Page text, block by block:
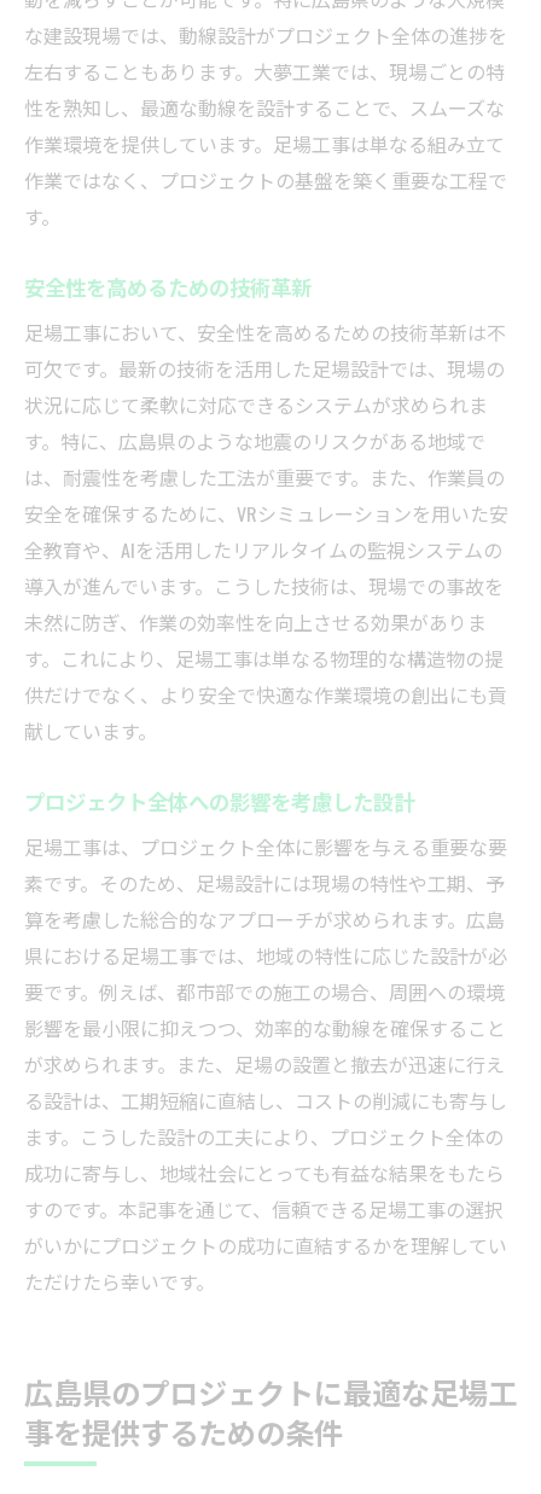
な建設現場では、動線設計がプロジェクト全体の進捗を
左右することもあります。大夢工業では、現場ごとの特
性を熟知し、最適な動線を設計することで、スムーズな
作業環境を提供しています。足場工事は単なる組み立て
作業ではなく、プロジェクトの基盤を築く重要な工程で
す。
安全性を高めるための技術革新
足場工事において、安全性を高めるための技術革新は不
可欠です。最新の技術を活用した足場設計では、現場の
状況に応じて柔軟に対応できるシステムが求められま
す。特に、広島県のような地震のリスクがある地域で
は、耐震性を考慮した工法が重要です。また、作業員の
安全を確保するために、VRシミュレーションを用いた安
全教育や、AIを活用したリアルタイムの監視システムの
導入が進んでいます。こうした技術は、現場での事故を
未然に防ぎ、作業の効率性を向上させる効果がありま
す。これにより、足場工事は単なる物理的な構造物の提
供だけでなく、より安全で快適な作業環境の創出にも貢
献しています。
プロジェクト全体への影響を考慮した設計
足場工事は、プロジェクト全体に影響を与える重要な要
素です。そのため、足場設計には現場の特性や工期、予
算を考慮した総合的なアプローチが求められます。広島
県における足場工事では、地域の特性に応じた設計が必
要です。例えば、都市部での施工の場合、周囲への環境
影響を最小限に抑えつつ、効率的な動線を確保すること
が求められます。また、足場の設置と撤去が迅速に行え
る設計は、工期短縮に直結し、コストの削減にも寄与し
ます。こうした設計の工夫により、プロジェクト全体の
成功に寄与し、地域社会にとっても有益な結果をもたら
すのです。本記事を通じて、信頼できる足場工事の選択
がいかにプロジェクトの成功に直結するかを理解してい
ただけたら幸いです。
広島県のプロジェクトに最適な足場工
事を提供するための条件